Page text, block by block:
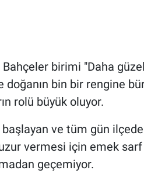
birimi "Daha
doğanın bin bir rengine
rolü büyük oluyor.
ve tüm gün
vermesi için emek sarf
geçemiyor.